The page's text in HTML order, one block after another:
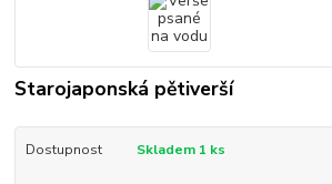
Starojaponská pětiverší
Dostupnost Skladem 1 ks